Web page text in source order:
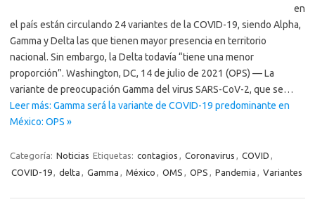
en
el país están circulando 24 variantes de la COVID-19, siendo Alpha,
Gamma y Delta las que tienen mayor presencia en territorio
nacional. Sin embargo, la Delta todavía “tiene una menor
proporción”. Washington, DC, 14 de julio de 2021 (OPS) — La
variante de preocupación Gamma del virus SARS-CoV-2, que se…
Leer más: Gamma será la variante de COVID-19 predominante en
México: OPS »
Categoría: Noticias Etiquetas: contagios , Coronavirus , COVID ,
COVID-19, delta , Gamma , México , OMS , OPS , Pandemia , Variantes